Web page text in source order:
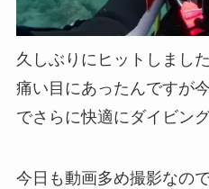
久しぶりにヒットしまし
痛い目にあったんですが
でさらに快適にダイビン
今日も動画多め撮影なの